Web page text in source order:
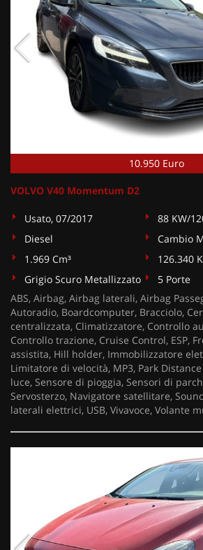
10.950 Euro
VOLVO V40 Momentum D2
Usato, 07/2017
88 KW/
Diesel
Cambio
1.969 Cm³
126.340
Grigio Scuro Metallizzato
5 Porte
ABS, Airbag, Airbag laterali, Airbag
Autoradio, Boardcomputer, Bracciolo,
centralizzata, Climatizzatore, Controllo
Controllo trazione, Cruise Control, ESP,
assistita, Hill holder, Immobilizzatore
Limitatore di velocità, MP3, Park
luce, Sensore di pioggia, Sensori di
Servosterzo, Navigatore satellitare,
laterali elettrici, USB, Vivavoce, Volante